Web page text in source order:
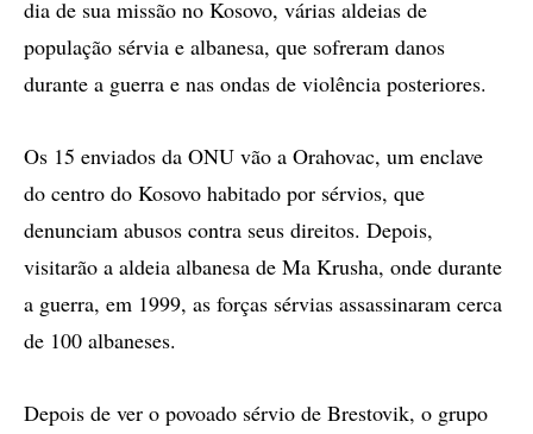
dia de sua missão no Kosovo, várias aldeias de
população sérvia e albanesa, que sofreram danos
durante a guerra e nas ondas de violência posteriores.
Os 15 enviados da ONU vão a Orahovac, um enclave
do centro do Kosovo habitado por sérvios, que
denunciam abusos contra seus direitos. Depois,
visitarão a aldeia albanesa de Ma Krusha, onde durante
a guerra, em 1999, as forças sérvias assassinaram cerca
de 100 albaneses.
Depois de ver o povoado sérvio de Brestovik, o grupo